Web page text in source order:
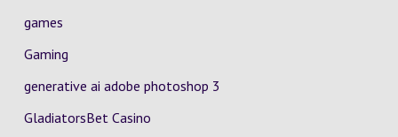
games
Gaming
generative ai adobe photoshop 3
GladiatorsBet Casino